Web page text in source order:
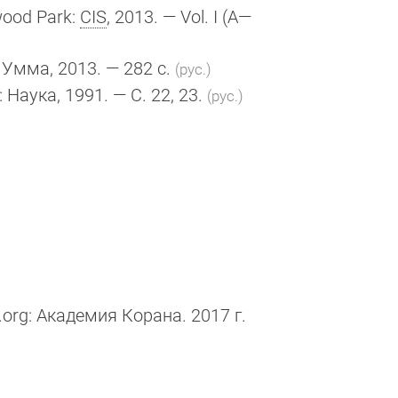
Park: CIS, 2013. — Vol. I (A—
Умма, 2013. — 282 с. (рус.)
Наука, 1991. — С. 22, 23. (рус.)
Академия Корана. 2017 г.